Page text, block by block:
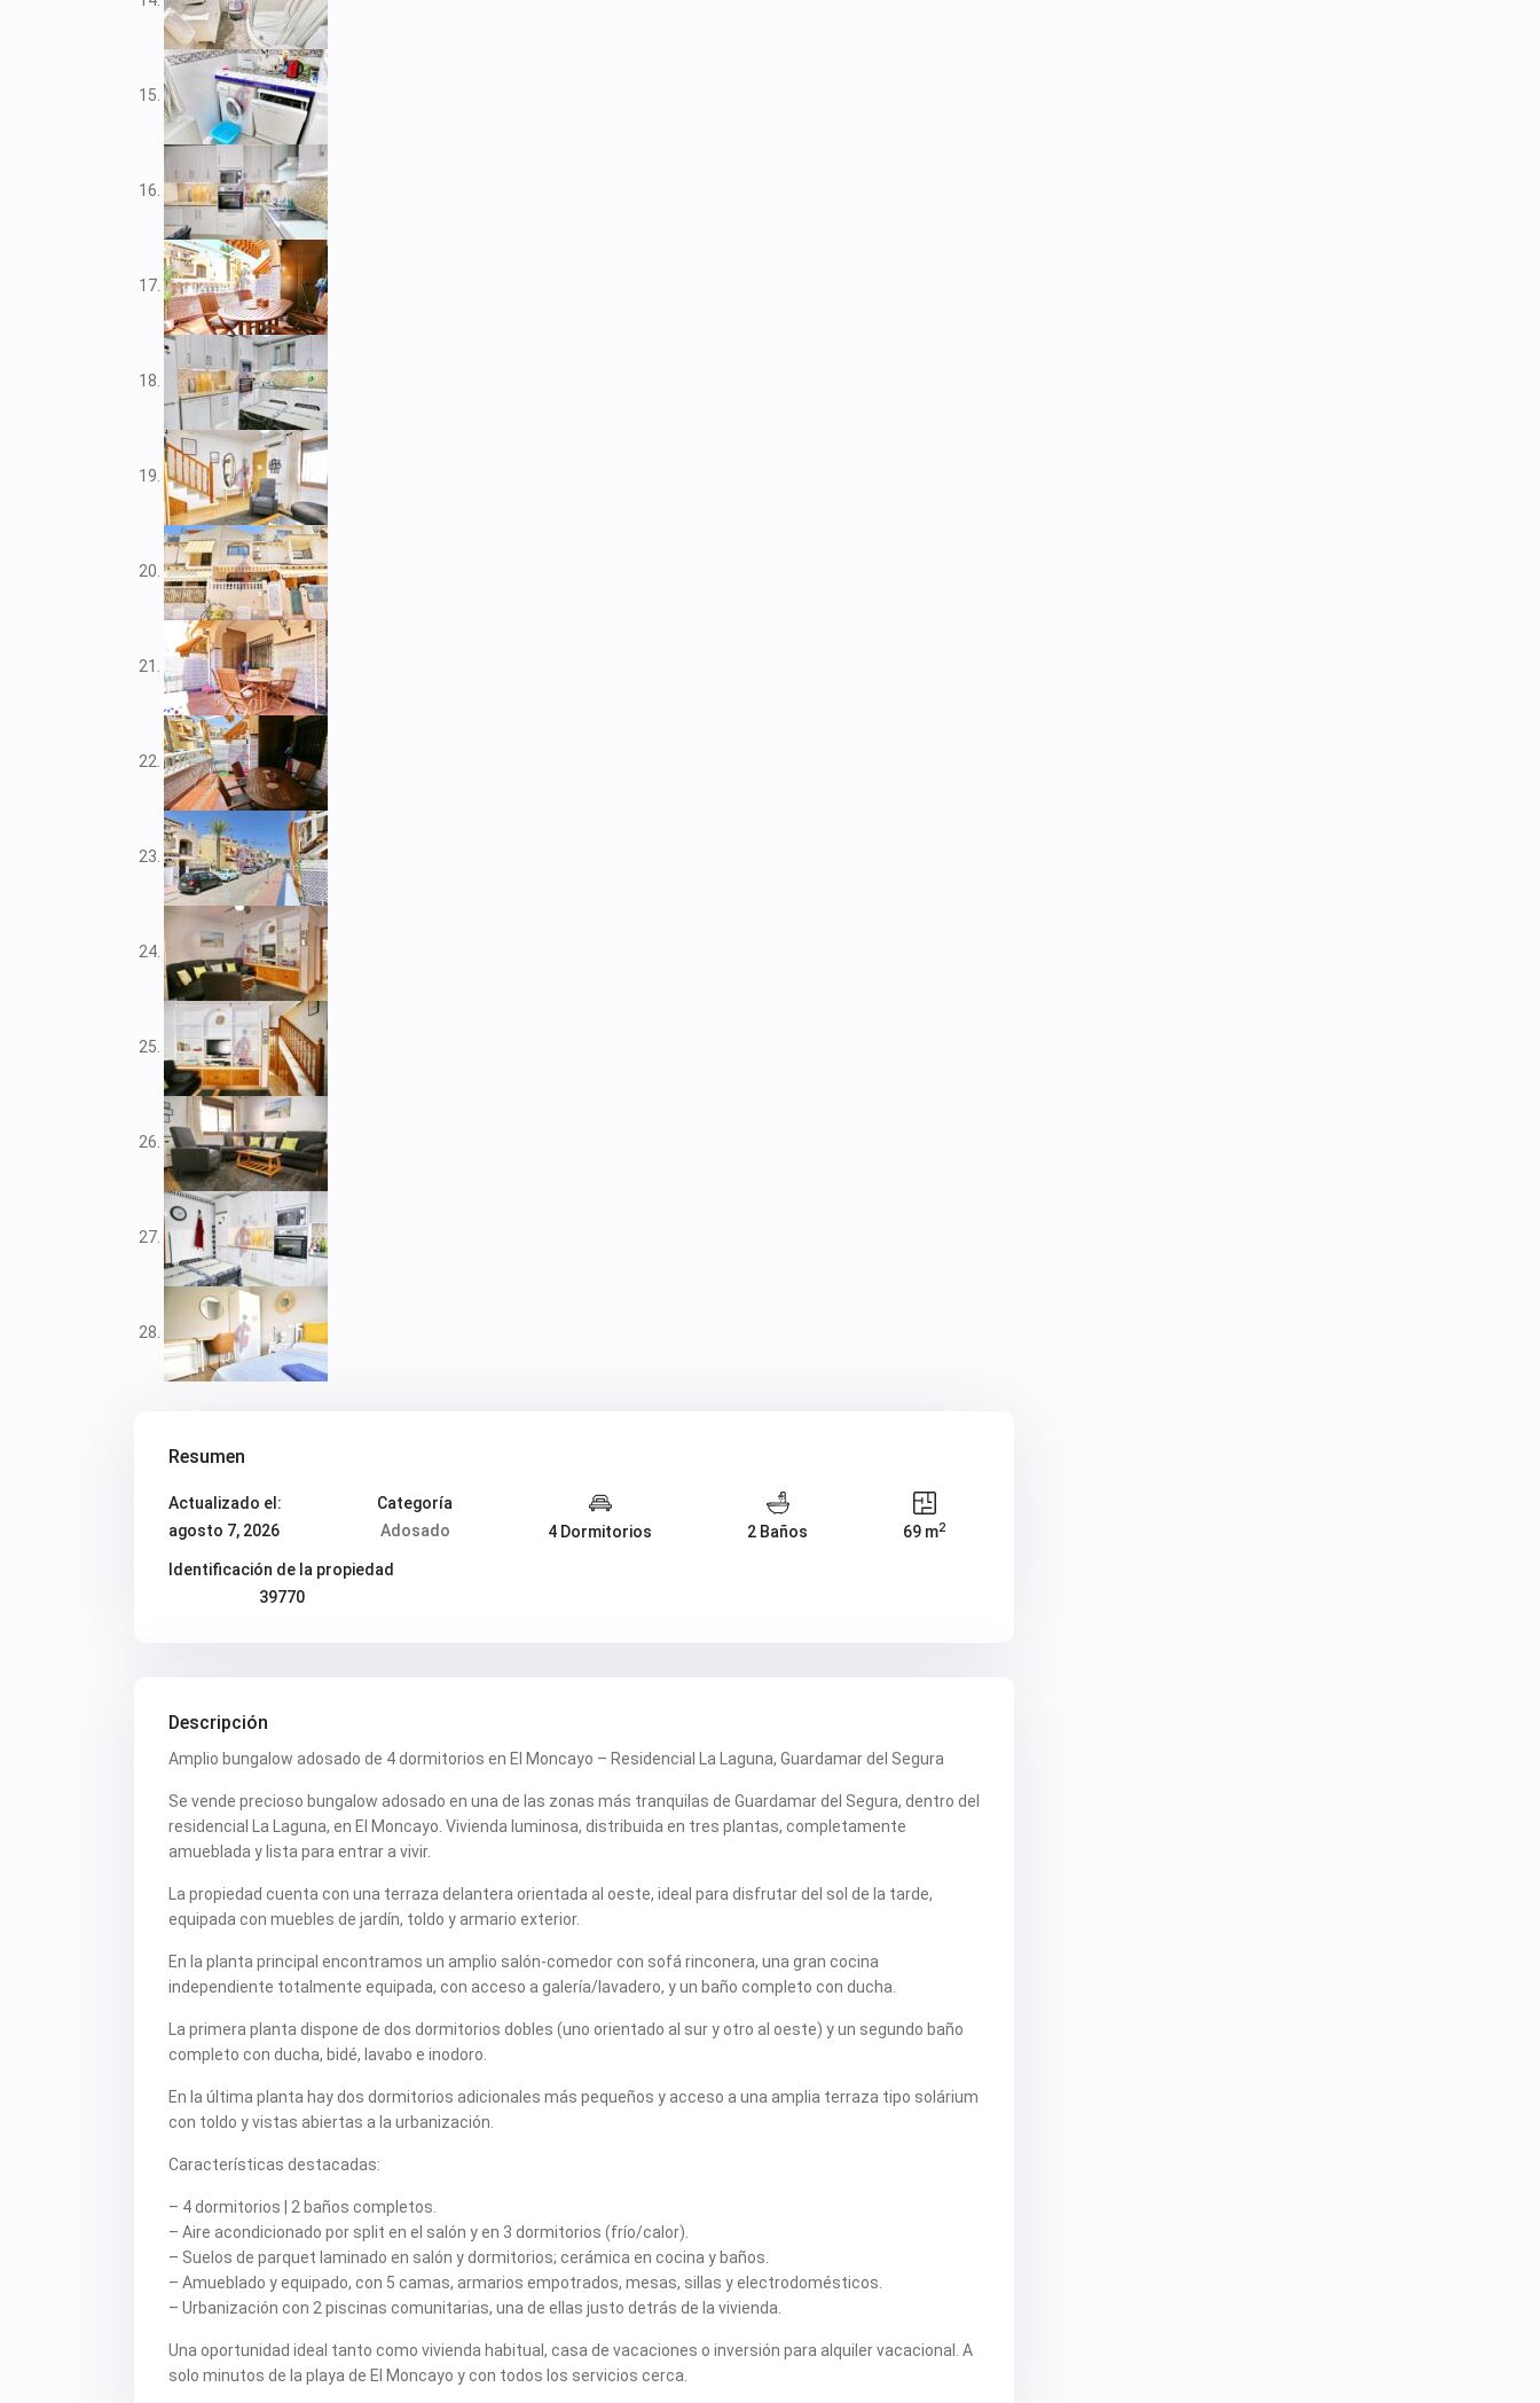
Resumen
Actualizado el:
agosto 7, 2026
Categoría
Adosado
4 Dormitorios 2 Baños 69 m2
Identificación de la propiedad
39770
Descripción
Amplio bungalow adosado de 4 dormitorios en El Moncayo – Residencial La Laguna, Guardamar del Segura
Se vende precioso bungalow adosado en una de las zonas más tranquilas de Guardamar del Segura, dentro del
residencial La Laguna, en El Moncayo. Vivienda luminosa, distribuida en tres plantas, completamente
amueblada y lista para entrar a vivir.
La propiedad cuenta con una terraza delantera orientada al oeste, ideal para disfrutar del sol de la tarde,
equipada con muebles de jardín, toldo y armario exterior.
En la planta principal encontramos un amplio salón-comedor con sofá rinconera, una gran cocina
independiente totalmente equipada, con acceso a galería/lavadero, y un baño completo con ducha.
La primera planta dispone de dos dormitorios dobles (uno orientado al sur y otro al oeste) y un segundo baño
completo con ducha, bidé, lavabo e inodoro.
En la última planta hay dos dormitorios adicionales más pequeños y acceso a una amplia terraza tipo solárium
con toldo y vistas abiertas a la urbanización.
Características destacadas:
– 4 dormitorios | 2 baños completos.
– Aire acondicionado por split en el salón y en 3 dormitorios (frío/calor).
– Suelos de parquet laminado en salón y dormitorios; cerámica en cocina y baños.
– Amueblado y equipado, con 5 camas, armarios empotrados, mesas, sillas y electrodomésticos.
– Urbanización con 2 piscinas comunitarias, una de ellas justo detrás de la vivienda.
Una oportunidad ideal tanto como vivienda habitual, casa de vacaciones o inversión para alquiler vacacional. A
solo minutos de la playa de El Moncayo y con todos los servicios cerca.